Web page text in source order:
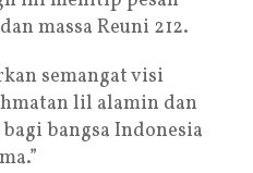
massa Reuni 212.
semangat visi
lil alamin dan
bangsa Indonesia